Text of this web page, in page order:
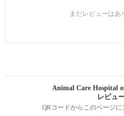
まだレビューはあ
Animal Care Hospital
レビュ
QRコードからこのページに